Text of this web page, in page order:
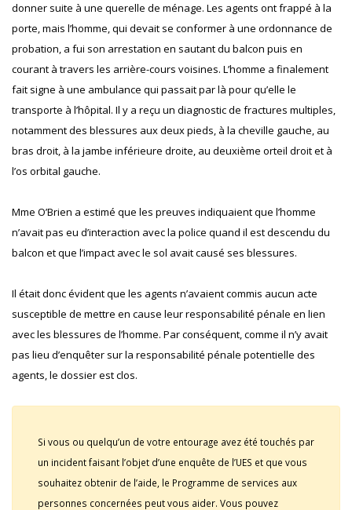
donner suite à une querelle de ménage. Les agents ont frappé à la
porte, mais l’homme, qui devait se conformer à une ordonnance de
probation, a fui son arrestation en sautant du balcon puis en
courant à travers les arrière-cours voisines. L’homme a finalement
fait signe à une ambulance qui passait par là pour qu’elle le
transporte à l’hôpital. Il y a reçu un diagnostic de fractures multiples,
notamment des blessures aux deux pieds, à la cheville gauche, au
bras droit, à la jambe inférieure droite, au deuxième orteil droit et à
l’os orbital gauche.
Mme O’Brien a estimé que les preuves indiquaient que l’homme
n’avait pas eu d’interaction avec la police quand il est descendu du
balcon et que l’impact avec le sol avait causé ses blessures.
Il était donc évident que les agents n’avaient commis aucun acte
susceptible de mettre en cause leur responsabilité pénale en lien
avec les blessures de l’homme. Par conséquent, comme il n’y avait
pas lieu d’enquêter sur la responsabilité pénale potentielle des
agents, le dossier est clos.
Si vous ou quelqu’un de votre entourage avez été touchés par
un incident faisant l’objet d’une enquête de l’UES et que vous
souhaitez obtenir de l’aide, le Programme de services aux
personnes concernées peut vous aider. Vous pouvez